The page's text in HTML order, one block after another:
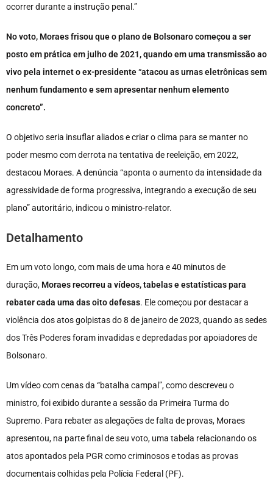
ocorrer durante a instrução penal.”
No voto, Moraes frisou que o plano de Bolsonaro começou a ser
posto em prática em julho de 2021, quando em uma transmissão ao
vivo pela internet o ex-presidente “atacou as urnas eletrônicas sem
nenhum fundamento e sem apresentar nenhum elemento
concreto”.
O objetivo seria insuflar aliados e criar o clima para se manter no
poder mesmo com derrota na tentativa de reeleição, em 2022,
destacou Moraes. A denúncia “aponta o aumento da intensidade da
agressividade de forma progressiva, integrando a execução de seu
plano” autoritário, indicou o ministro-relator.
Detalhamento
Em umvoto longo, com mais de uma hora e 40 minutos de
duração, Moraes recorreu a vídeos, tabelas e estatísticas para
rebater cada uma das oito defesas. Ele começou por destacar a
violência dos atos golpistas do 8 de janeiro de 2023, quando as sedes
dos Três Poderes foram invadidas e depredadas por apoiadores de
Bolsonaro.
Um vídeo com cenas da “batalha campal”, como descreveu o
ministro, foi exibido durante a sessão da Primeira Turma do
Supremo. Para rebater as alegações de falta de provas, Moraes
apresentou, na parte final de seu voto, uma tabela relacionando os
atos apontados pela PGR como criminosos e todas as provas
documentais colhidas pela Polícia Federal (PF).